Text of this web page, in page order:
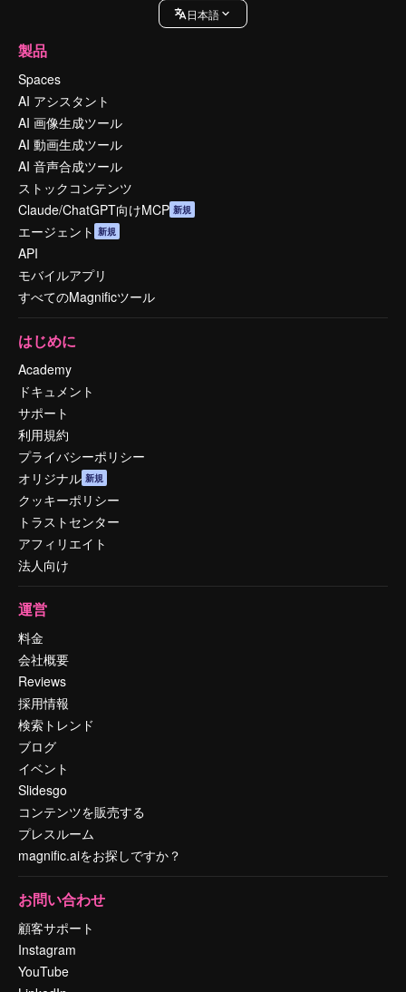
日本語
製品
Spaces
AI アシスタント
AI 画像生成ツール
AI 動画生成ツール
AI 音声合成ツール
ストックコンテンツ
Claude/ChatGPT向けMCP 新規
エージェント 新規
API
モバイルアプリ
すべてのMagnificツール
はじめに
Academy
ドキュメント
サポート
利用規約
プライバシーポリシー
オリジナル 新規
クッキーポリシー
トラストセンター
アフィリエイト
法人向け
運営
料金
会社概要
Reviews
採用情報
検索トレンド
ブログ
イベント
Slidesgo
コンテンツを販売する
プレスルーム
magnific.aiをお探しですか？
お問い合わせ
顧客サポート
Instagram
YouTube